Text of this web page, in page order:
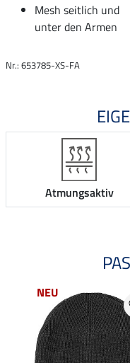
Mesh seitlich und
unter den Armen
Nr.: 653785-XS-FA
Atmungsaktiv
NEU